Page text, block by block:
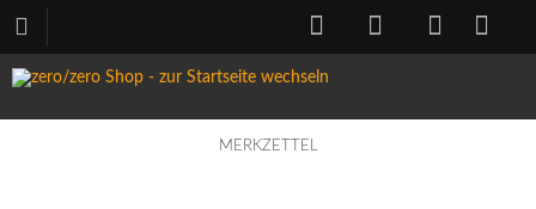
MERKZETTEL